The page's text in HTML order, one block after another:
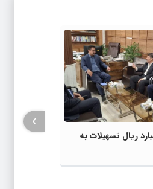
۸۵ میلیارد ریال تسهیلات به
›